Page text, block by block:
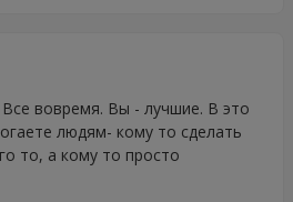
вовремя. Вы - лучшие. В это
людям- кому то сделать
то, а кому то просто
тортику, поздравлению.